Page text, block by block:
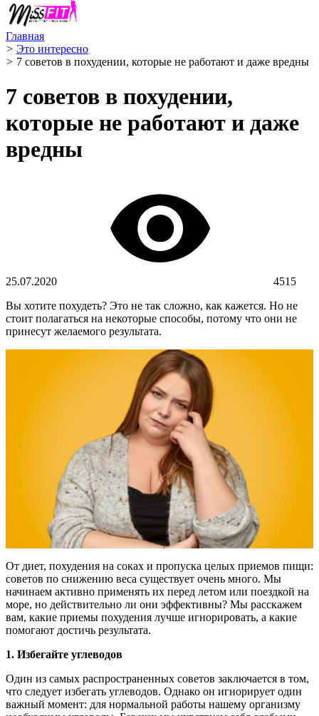
Главная
> Это интересно
> 7 советов в похудении, которые не работают и даже вредны
7 советов в похудении,
которые не работают и даже
вредны
25.07.2020
4515
Вы хотите похудеть? Это не так сложно, как кажется. Но не
стоит полагаться на некоторые способы, потому что они не
принесут желаемого результата.
От диет, похудения на соках и пропуска целых приемов пищи:
советов по снижению веса существует очень много. Мы
начинаем активно применять их перед летом или поездкой на
море, но действительно ли они эффективны? Мы расскажем
вам, какие приемы похудения лучше игнорировать, а какие
помогают достичь результата.
1. Избегайте углеводов
Один из самых распространенных советов заключается в том,
что следует избегать углеводов. Однако он игнорирует один
важный момент: для нормальной работы нашему организму